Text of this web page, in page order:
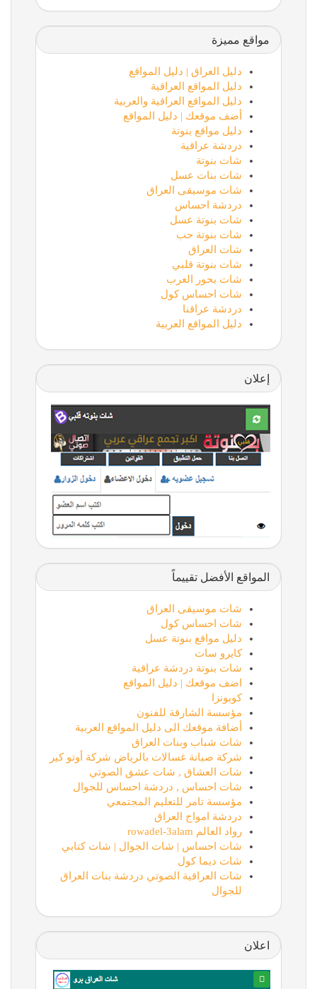
مواقع مميزة
دليل العراق | دليل المواقع
دليل المواقع العراقية
دليل المواقع العراقية والعربية
أضف موقعك | دليل المواقع
دليل مواقع بنوتة
دردشة عراقية
شات بنوتة
شات بنات عسل
شات موسيقى العراق
دردشة احساس
شات بنوتة عسل
شات بنوتة حب
شات العراق
شات بنوتة قلبي
شات بحور العرب
شات احساس كول
دردشة عراقنا
دليل المواقع العربية
إعلان
المواقع الأفضل تقييماً
شات موسيقى العراق
شات احساس كول
دليل مواقع بنوتة عسل
كايرو سات
شات بنوتة دردشة عراقية
اضف موقعك | دليل المواقع
كوبونزا
مؤسسة الشارقة للفنون
أضافة موقعك الى دليل المواقع العربية
شات شباب وبنات العراق
شركة صيانة غسالات بالرياض شركة أوتو كير
شات العشاق , شات عشق الصوتي
شات احساس , دردشة احساس للجوال
مؤسسة تامر للتعليم المجتمعي
دردشة امواج العراق
رواد العالم rowadel-3alam
شات احساس | شات الجوال | شات كتابي
شات ديما كول
شات العراقية الصوتي دردشة بنات العراق
للجوال
اعلان